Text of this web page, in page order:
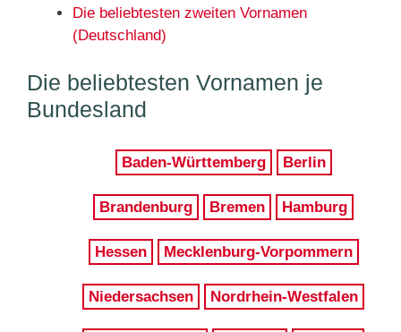
Die beliebtesten zweiten Vornamen
(Deutschland)
Die beliebtesten Vornamen je
Bundesland
Baden-Württemberg Berlin
Brandenburg Bremen Hamburg
Hessen Mecklenburg-Vorpommern
Niedersachsen Nordrhein-Westfalen